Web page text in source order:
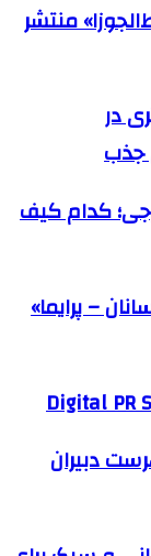
منتشر
در
کدام کیف
– پرایما»
دبیران